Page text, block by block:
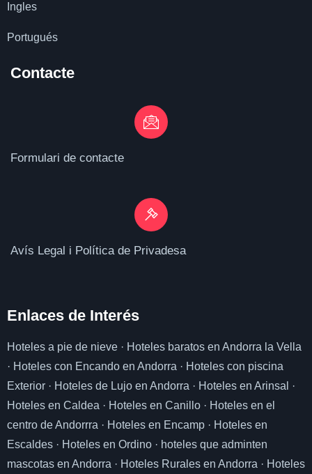
Ingles
Portugués
Contacte
Formulari de contacte
Avís Legal i Política de Privadesa
Enlaces de Interés
Hoteles a pie de nieve · Hoteles baratos en Andorra la Vella
· Hoteles con Encando en Andorra · Hoteles con piscina
Exterior · Hoteles de Lujo en Andorra · Hoteles en Arinsal
·
Hoteles en Caldea · Hoteles en Canillo · Hoteles en el
centro de Andorrra · Hoteles en Encamp · Hoteles en
Escaldes · Hoteles en Ordino · hoteles que adminten
mascotas en Andorra · Hoteles Rurales en Andorra · Hoteles